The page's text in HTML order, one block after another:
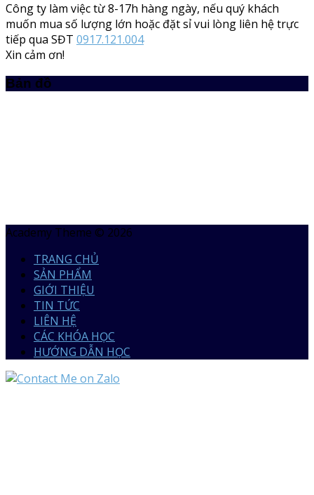
Công ty làm việc từ 8-17h hàng ngày, nếu quý khách
muốn mua số lượng lớn hoặc đặt sỉ vui lòng liên hệ trực
tiếp qua SĐT 0917.121.004
Xin cảm ơn!
Bản đồ
Academy Theme © 2026
TRANG CHỦ
SẢN PHẨM
GIỚI THIỆU
TIN TỨC
LIÊN HỆ
CÁC KHÓA HỌC
HƯỚNG DẪN HỌC